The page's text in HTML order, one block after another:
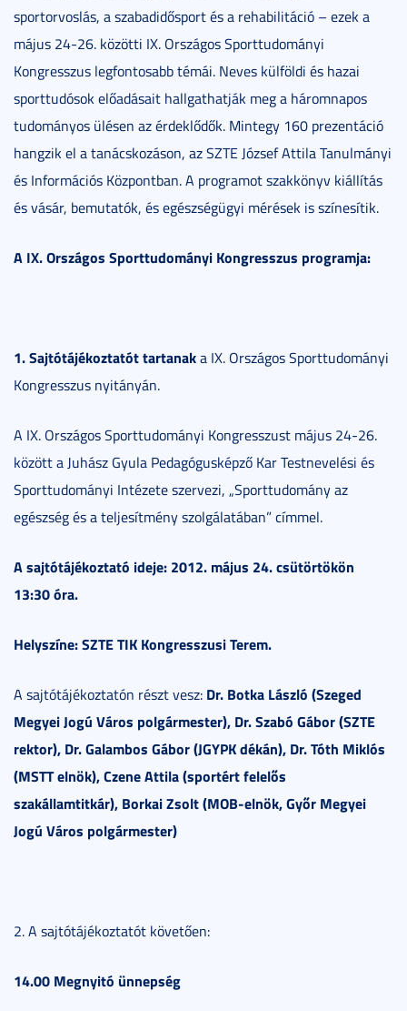
sportorvoslás, a szabadidősport és a rehabilitáció – ezek a
május 24-26. közötti IX. Országos Sporttudományi
Kongresszus legfontosabb témái. Neves külföldi és hazai
sporttudósok előadásait hallgathatják meg a háromnapos
tudományos ülésen az érdeklődők. Mintegy 160 prezentáció
hangzik el a tanácskozáson, az SZTE József Attila Tanulmányi
és Információs Központban. A programot szakkönyv kiállítás
és vásár, bemutatók, és egészségügyi mérések is színesítik.
A IX. Országos Sporttudományi Kongresszus programja:
1. Sajtótájékoztatót tartanaka IX. Országos Sporttudományi
Kongresszus nyitányán.
A IX. Országos Sporttudományi Kongresszust május 24-26.
között a Juhász Gyula Pedagógusképző Kar Testnevelési és
Sporttudományi Intézete szervezi, „Sporttudomány az
egészség és a teljesítmény szolgálatában” címmel.
A sajtótájékoztató ideje: 2012. május 24. csütörtökön
13:30 óra.
Helyszíne: SZTE TIK Kongresszusi Terem.
A sajtótájékoztatón részt vesz: Dr. Botka László (Szeged
Megyei Jogú Város polgármester), Dr. Szabó Gábor (SZTE
rektor), Dr. Galambos Gábor (JGYPK dékán), Dr. Tóth Miklós
(MSTT elnök), Czene Attila (sportért felelős
szakállamtitkár), Borkai Zsolt (MOB-elnök, Győr Megyei
Jogú Város polgármester)
2. A sajtótájékoztatót követően:
14.00 Megnyitó ünnepség